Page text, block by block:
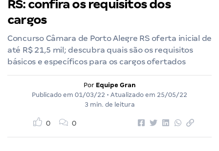
RS: confira os requisitos dos
cargos
Concurso Câmara de Porto Alegre RS oferta inicial de
até R$ 21,5 mil; descubra quais são os requisitos
básicos e específicos para os cargos ofertados
Por Equipe Gran
Publicado em 01/03/22 • Atualizado em 25/05/22
3 min. de leitura
0 0